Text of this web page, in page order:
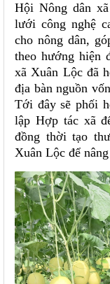
Hội Nông dân
lưới công nghệ
cho nông dân,
theo hướng hiện
xã Xuân Lộc đã
địa bàn nguồn
Tới đây sẽ phối
lập Hợp tác xã
đồng thời tạo
Xuân Lộc để